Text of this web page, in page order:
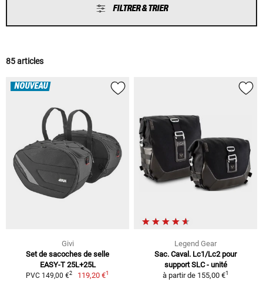
FILTRER & TRIER
85 articles
NOUVEAU
Givi
Set de sacoches de selle
EASY-T 25L+25L
PVC 149,00 €2 119,20 €1
Legend Gear
Sac. Caval. Lc1/Lc2 pour
support SLC - unité
à partir de 155,00 €1